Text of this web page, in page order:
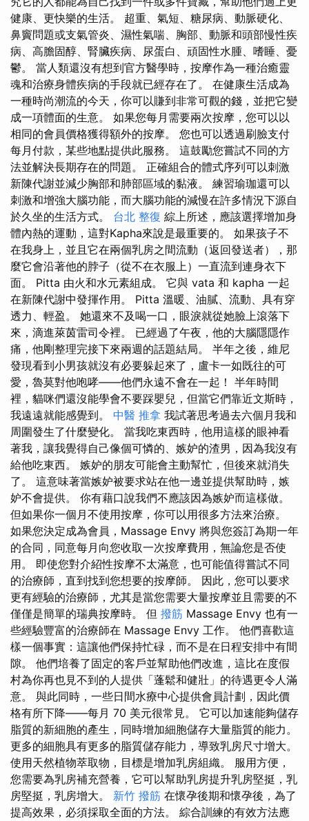
健康、更快樂的生活。 超重、氣短、糖尿病、動脈硬化、
鼻竇問題或支氣管炎、濕性氣喘、胸部、動脈和頭部慢性疾
病、高膽固醇、腎臟疾病、尿蛋白、頑固性水腫、嗜睡、憂
鬱。 當人類還沒有想到官方醫學時，按摩作為一種治癒靈
魂和治療身體疾病的手段就已經存在了。 在健康生活成為
一種時尚潮流的今天，你可以賺到非常可觀的錢，並把它變
成一項體面的生意。 如果您每月需要兩次按摩，您可以以
相同的會員價格獲得額外的按摩。 您也可以透過刷臉支付
每月付款，某些地點提供此服務。 這鼓勵您嘗試不同的方
法並解決長期存在的問題。 正確組合的體式序列可以刺激
新陳代謝並減少胸部和肺部區域的黏液。 練習瑜珈還可以
刺激和增強大腦功能，而大腦功能的減慢在許多情況下源自
於久坐的生活方式。 台北 整復 綜上所述，應該選擇增加身
體內熱的運動，這對Kapha來說是最重要的。 如果孩子不
在我身上，並且它在兩個乳房之間流動（返回發送者），那
麼它會沿著他的脖子（從不在衣服上）一直流到連身衣下
面。 Pitta 由火和水元素組成。 它與 vata 和 kapha 一起
在新陳代謝中發揮作用。 Pitta 溫暖、油膩、流動、具有穿
透力、輕盈。 她還來不及喝一口，眼淚就從她臉上滾落下
來，滴進萊茵雷司令裡。 已經過了午夜，他的大腦隱隱作
痛，他剛整理完接下來兩週的話題結局。 半年之後，維尼
發現看到小男孩就沒有必要躲起來了，盧卡一如既往的可
愛，魯莫對他咆哮——他們永遠不會在一起！ 半年時間
裡，貓咪們還沒能學會不要踩嬰兒，但當它們靠近文斯時，
我遠遠就能感覺到。 中醫 推拿 我試著思考過去六個月我和
周圍發生了什麼變化。 當我吃東西時，他用這樣的眼神看
著我，讓我覺得自己像個可憐的、嫉妒的渣男，因為我沒有
給他吃東西。 嫉妒的朋友可能會主動幫忙，但後來就消失
了。 這意味著當嫉妒被要求站在他一邊並提供幫助時，嫉
妒不會提供。 你有藉口說我們不應該因為嫉妒而這樣做。
但如果你一個月不使用按摩，你可以用很多方法來治療。
如果您決定成為會員，Massage Envy 將與您簽訂為期一年
的合同，同意每月向您收取一次按摩費用，無論您是否使
用。 即使您對介紹性按摩不太滿意，也可能值得嘗試不同
的治療師，直到找到您想要的按摩師。 因此，您可以要求
更有經驗的治療師，尤其是當您需要大量按摩並且需要的不
僅僅是簡單的瑞典按摩時。 但 撥筋 Massage Envy 也有一
些經驗豐富的治療師在 Massage Envy 工作。 他們喜歡這
樣一個事實：這讓他們保持忙碌，而不是在日程安排中有間
隙。 他們培養了固定的客戶並幫助他們改進，這比在度假
村為你再也見不到的人提供「蓬鬆和健壯」的待遇更令人滿
意。 與此同時，一些日間水療中心提供會員計劃，因此價
格有所下降——每月 70 美元很常見。 它可以加速能夠儲存
脂質的新細胞的產生，同時增加細胞儲存大量脂質的能力。
更多的細胞具有更多的脂質儲存能力，導致乳房尺寸增大。
使用天然植物萃取物，目標是增加乳房組織。 服用方便，
您需要為乳房補充營養，它可以幫助乳房提升乳房堅挺，乳
房堅挺，乳房增大。 新竹 撥筋 在懷孕後期和懷孕後，為了
提高效果，必須採取全面的方法。 綜合訓練的有效方法應